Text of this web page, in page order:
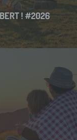
! #2026